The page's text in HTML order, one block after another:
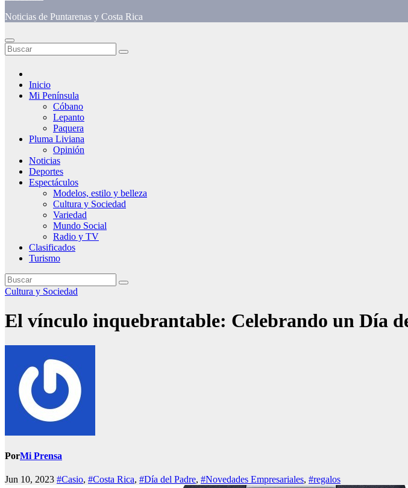
Noticias de Puntarenas y Costa Rica
Inicio
Mi Península
Cóbano
Lepanto
Paquera
Pluma Liviana
Opinión
Noticias
Deportes
Espectáculos
Modelos, estilo y belleza
Cultura y Sociedad
Variedad
Mundo Social
Radio y TV
Clasificados
Turismo
Cultura y Sociedad
El vínculo inquebrantable: Celebrando un Día
PorMi Prensa
Jun 10, 2023 #Casio, #Costa Rica, #Día del Padre, #Novedades Empresariales, #regalos